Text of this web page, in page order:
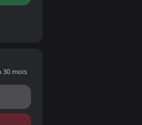
30 mois